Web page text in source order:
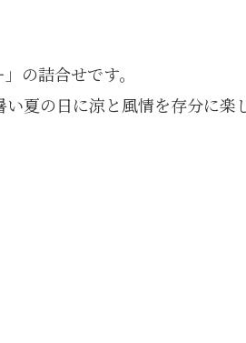
の詰合せです。
夏の日に涼と風情を存分に楽